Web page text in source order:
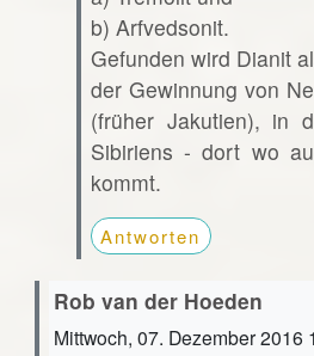
b) Arfvedsonit.
Gefunden wird Dianit
der Gewinnung von
(früher Jakutien), in
Sibiriens - dort wo
kommt.
Antworten
Rob van der Hoeden
Mittwoch, 07. Dezember 2016